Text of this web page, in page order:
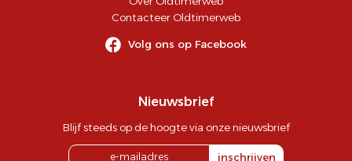
Contacteer Oldtimerweb
Volg ons op Facebook
Nieuwsbrief
Blijf steeds op de hoogte via onze nieuwsbrief
inschrijven